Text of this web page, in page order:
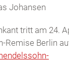
Johansen
tritt am 24.
Remise Berlin